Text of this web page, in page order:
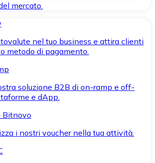
mercato.
nel tuo business e attira clienti
metodo di pagamento.
soluzione B2B di on-ramp e off-
e dApp.
Bitnovo
i nostri voucher nella tua attività.